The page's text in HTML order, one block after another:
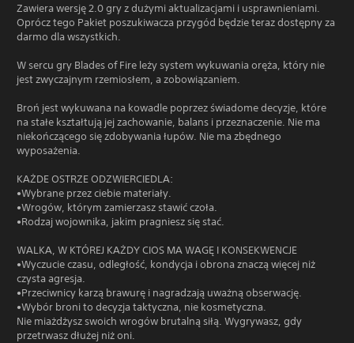
Zawiera wersję 2.0 gry z dużymi aktualizacjami i usprawnieniami.
Oprócz tego Pakiet poszukiwacza przygód będzie teraz dostępny za
darmo dla wszystkich.
W sercu gry Blades of Fire leży system wykuwania oręża, który nie
jest zwyczajnym rzemiosłem, a zobowiązaniem.
Broń jest wykuwana na kowadle poprzez świadome decyzje, które
na stałe kształtują jej zachowanie, balans i przeznaczenie. Nie ma
niekończącego się zdobywania łupów. Nie ma zbędnego
wyposażenia.
KAŻDE OSTRZE ODZWIERCIEDLA:
•Wybrane przez ciebie materiały.
•Wrogów, którym zamierzasz stawić czoła.
•Rodzaj wojownika, jakim pragniesz się stać.
WALKA, W KTÓREJ KAŻDY CIOS MA WAGĘ I KONSEKWENCJE
•Wyczucie czasu, odległość, kondycja i obrona znaczą więcej niż
czysta agresja.
•Przeciwnicy karzą brawurę i nagradzają uważną obserwację.
•Wybór broni to decyzja taktyczna, nie kosmetyczna.
Nie miażdżysz swoich wrogów brutalną siłą. Wygrywasz, gdy
przetrwasz dłużej niż oni.